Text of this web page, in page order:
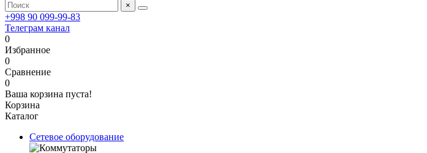
×
+998 90 099-99-83
Телеграм канал
0
Избранное
0
Сравнение
0
Ваша корзина пуста!
Корзина
Каталог
Сетевое оборудование